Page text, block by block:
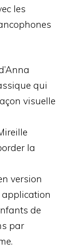
les
qui
visuelle
la
version
application
de
par